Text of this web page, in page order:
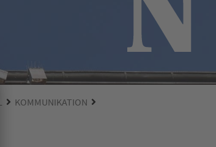
KOMMUNIKATION